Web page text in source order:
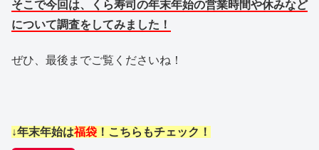
そこで今回は、くら寿司の年末年始の営業時間や休みなど
について調査をしてみました！
ぜひ、最後までご覧くださいね！
↓年末年始は福袋 ！こちらもチェック！